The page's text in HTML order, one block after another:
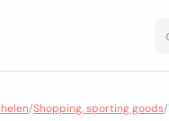
/Shopping, sporting goods/